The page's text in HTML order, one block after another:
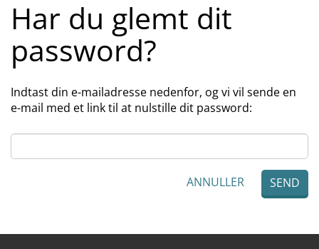
Har du glemt dit
password?
Indtast din e-mailadresse nedenfor, og vi vil sende en
e-mail med et link til at nulstille dit password:
SEND
ANNULLER